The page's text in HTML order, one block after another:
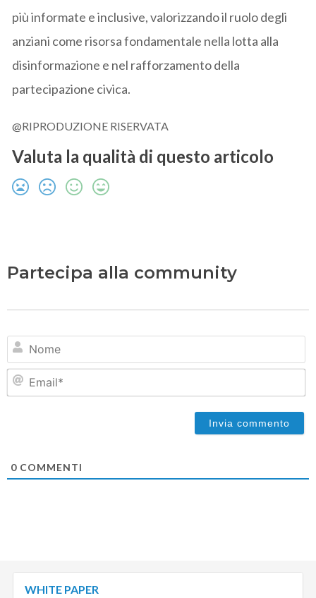
più informate e inclusive, valorizzando il ruolo degli
anziani come risorsa fondamentale nella lotta alla
disinformazione e nel rafforzamento della
partecipazione civica.
@RIPRODUZIONE RISERVATA
Valuta la qualità di questo articolo
Partecipa alla community
0 COMMENTI
WHITE PAPER